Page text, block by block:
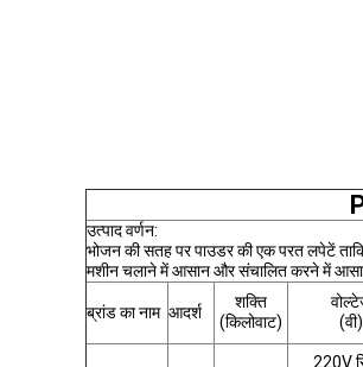
उत्पाद वर्णन:
भोजन की सतह पर पाउडर की एक परत लपेटें
मशीन चलाने में आसान और संचालित करने में
ब्रांड का नाम आदर्श
शक्ति
(किलोवाट)
(वी)
220V